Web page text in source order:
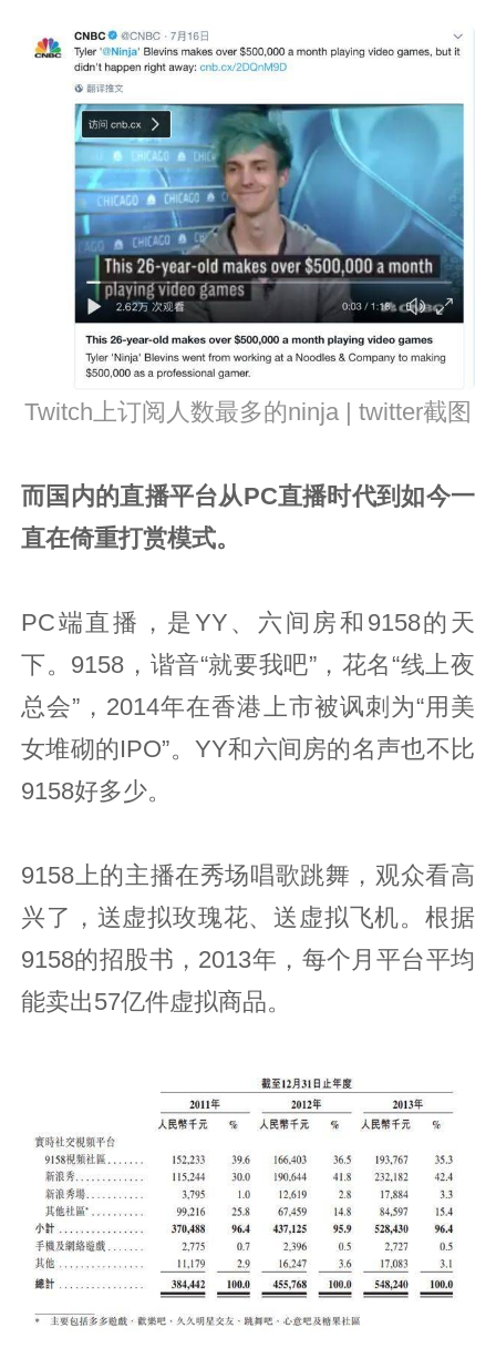
Twitch上订阅人数最多的ninja | twitter截图
而国内的直播平台从PC直播时代到如今一
直在倚重打赏模式。
PC端直播，是YY、六间房和9158的天
下。9158，谐音“就要我吧”，花名“线上夜
总会”，2014年在香港上市被讽刺为“用美
女堆砌的IPO”。YY和六间房的名声也不比
9158好多少。
9158上的主播在秀场唱歌跳舞，观众看高
兴了，送虚拟玫瑰花、送虚拟飞机。根据
9158的招股书，2013年，每个月平台平均
能卖出57亿件虚拟商品。